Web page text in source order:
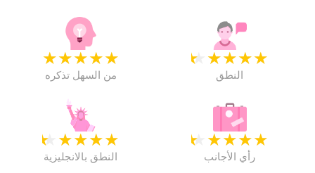
★
★
★
★
★
من السهل تذكره
★
★
★
★
★
النطق
★
★
★
★
★
النطق بالانجليزية
★
★
★
★
★
رأي الأجانب